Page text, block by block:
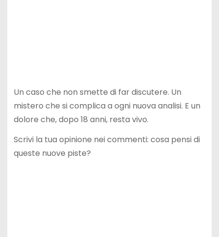
Un caso che non smette di far discutere. Un
mistero che si complica a ogni nuova analisi. E un
dolore che, dopo 18 anni, resta vivo.
Scrivi la tua opinione nei commenti: cosa pensi di
queste nuove piste?